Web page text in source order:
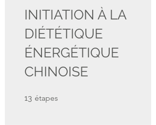
INITIATION À LA
DIÉTÉTIQUE
ÉNERGÉTIQUE
CHINOISE
13 étapes